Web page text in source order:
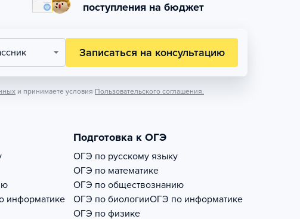
поступления на бюджет
Записаться на консультацию
и принимаете условия Пользовательского соглашения.
информатике
Подготовка к ОГЭ
ОГЭ по русскому языку
ОГЭ по математике
ОГЭ по обществознанию
ОГЭ по биологииОГЭ по информатике
ОГЭ по физике